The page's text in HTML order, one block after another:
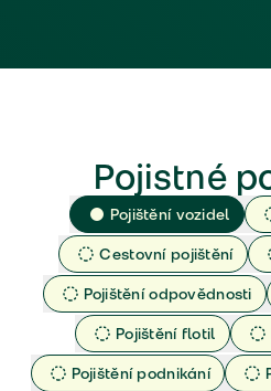
Pojistné
Pojištění vozidel
Cestovní pojištění
Pojištění odpovědnosti
Pojištění flotil
Pojištění podnikání